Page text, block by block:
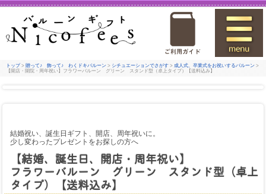
トップ > 贈って♪ 飾って♪ わくドキバルーン > シチュエーションでさがす > 成人式、卒業式をお祝いするバルーン >
【開店・開院・周年祝い】フラワーバルーン グリーン スタンド型（卓上タイプ）【送料込み】
結婚祝い、誕生日ギフト、開店、周年祝いに。
少し変わったプレゼントをお探しの方へ
【結婚、誕生日、開店・周年祝い】
フラワーバルーン グリーン スタンド型（卓上
タイプ）【送料込み】